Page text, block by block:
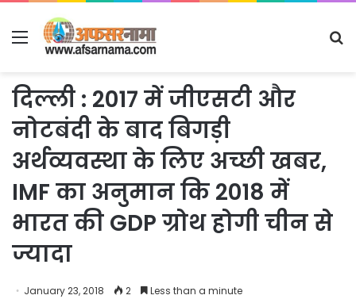
Menu
दिल्ली : 2017 में जीएसटी और
नोटबंदी के बाद बिगड़ी
अर्थव्यवस्था के लिए अच्छी खबर,
IMF का अनुमान कि 2018 में
भारत की GDP ग्रोथ होगी चीन से
ज्यादा
January 23, 2018 2 Less than a minute